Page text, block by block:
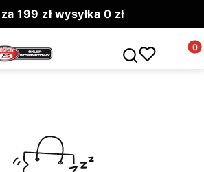
199 zł wysyłka 0 zł
Otwórz